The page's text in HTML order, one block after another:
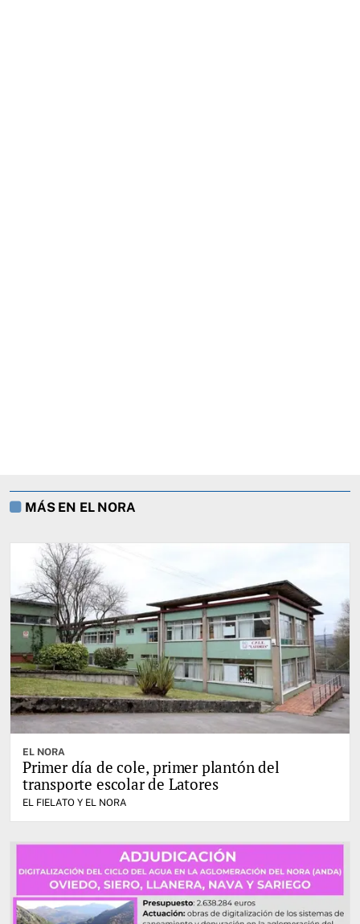
MÁS EN EL NORA
EL NORA
Primer día de cole, primer plantón del
transporte escolar de Latores
EL FIELATO Y EL NORA